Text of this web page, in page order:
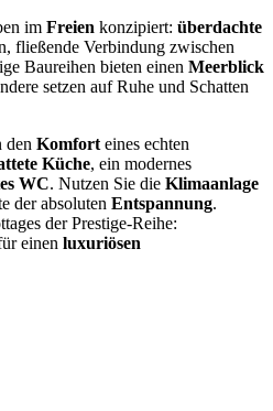
im Freien konzipiert: überdachte
fließende Verbindung zwischen
Baureihen bieten einen Meerblick
setzen auf Ruhe und Schatten
den Komfort eines echten
Küche, ein modernes
WC. Nutzen Sie die Klimaanlage
der absoluten Entspannung.
der Prestige-Reihe:
einen luxuriösen